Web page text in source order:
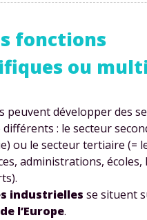
fonctions
ou
peuvent développer des
différents : le secteur
ou le secteur tertiaire (=
administrations, écoles,
industrielles se situent
l’Europe.